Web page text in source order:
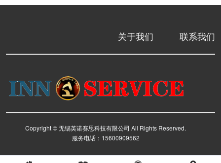
关于我们 联系我们
Copyright © 无锡英诺赛思科技有限公司 All Rights Reserved.
服务电话：15600909562